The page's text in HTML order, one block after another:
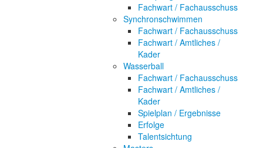
Fachwart / Fachausschuss
Synchronschwimmen
Fachwart / Fachausschuss
Fachwart / Amtliches /
Kader
Wasserball
Fachwart / Fachausschuss
Fachwart / Amtliches /
Kader
Spielplan / Ergebnisse
Erfolge
Talentsichtung